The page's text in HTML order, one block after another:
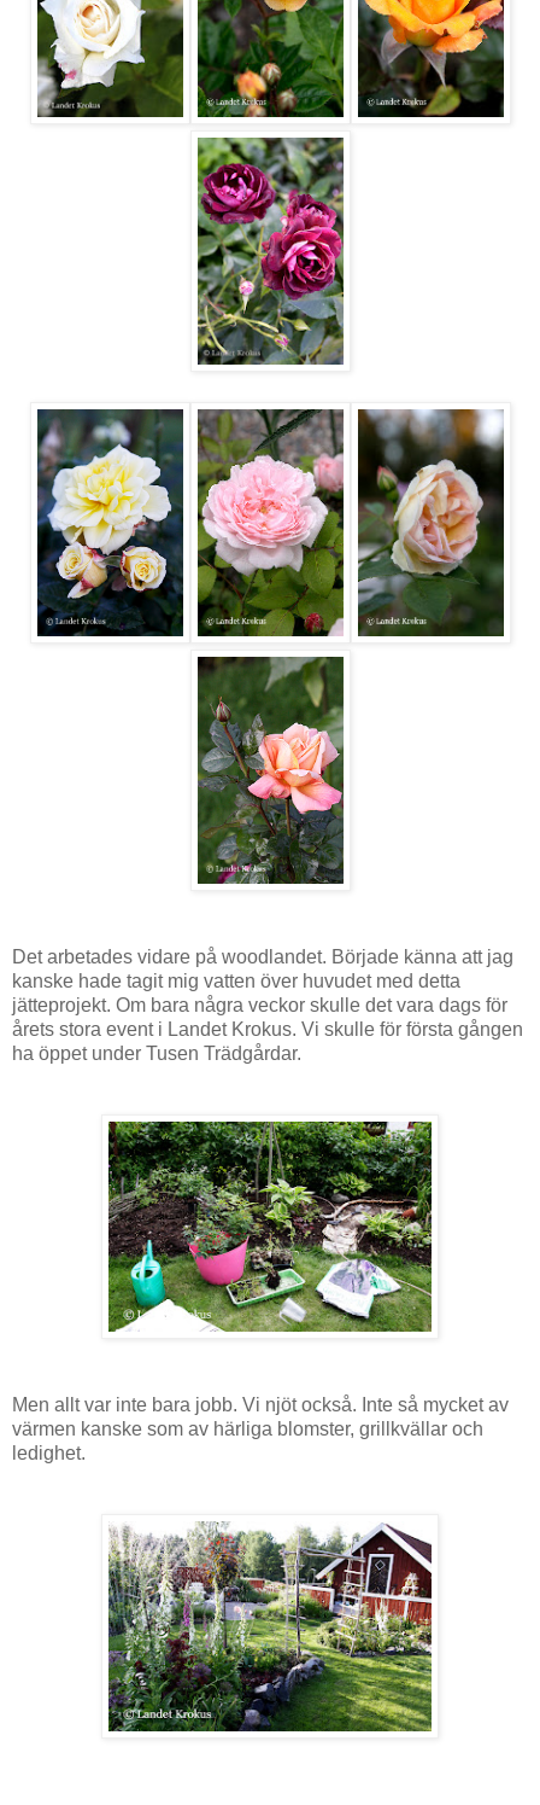
Det arbetades vidare på woodlandet. Började känna att jag
kanske hade tagit mig vatten över huvudet med detta
jätteprojekt. Om bara några veckor skulle det vara dags för
årets stora event i Landet Krokus. Vi skulle för första gången
ha öppet under Tusen Trädgårdar.
Men allt var inte bara jobb. Vi njöt också. Inte så mycket av
värmen kanske som av härliga blomster, grillkvällar och
ledighet.